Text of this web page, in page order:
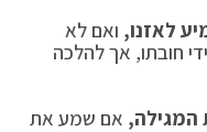
לאזנו, ואם לא
חובתו, אך להלכה
אם שמע את